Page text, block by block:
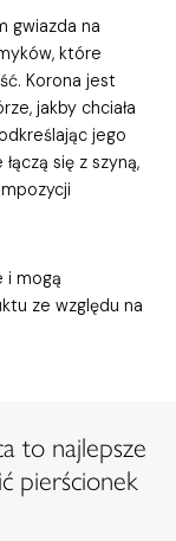
gwiazda na
które
Korona jest
jakby chciała
jego
się z szyną,
i mogą
ze względu na
to najlepsze
pierścionek